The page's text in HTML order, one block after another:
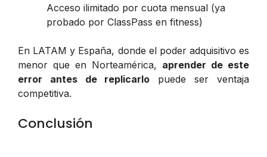
Acceso ilimitado por cuota mensual (ya
probado por ClassPass en fitness)
En LATAM y España, donde el poder adquisitivo es
menor que en Norteamérica, aprender de este
error antes de replicarlo puede ser ventaja
competitiva.
Conclusión